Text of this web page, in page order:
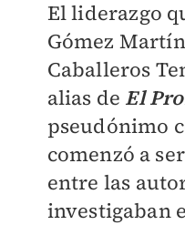
El liderazgo
Gómez
Caballeros
alias de El
pseudónimo
comenzó a
entre las
investigaban